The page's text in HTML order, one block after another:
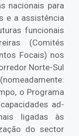
nacionais para
e a assistência
funcionais
(Comités
Focais) nos
Norte-Sul
o Programa
ad-
ligadas às
do sector